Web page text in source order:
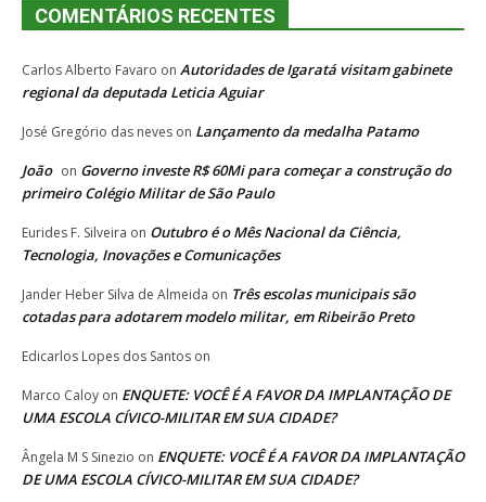
COMENTÁRIOS RECENTES
Carlos Alberto Favaro on Autoridades de Igaratá visitam gabinete
regional da deputada Leticia Aguiar
José Gregório das neves on Lançamento da medalha Patamo
João on Governo investe R$ 60Mi para começar a construção do
primeiro Colégio Militar de São Paulo
Eurides F. Silveira on Outubro é o Mês Nacional da Ciência,
Tecnologia, Inovações e Comunicações
Jander Heber Silva de Almeida on Três escolas municipais são
cotadas para adotarem modelo militar, em Ribeirão Preto
Edicarlos Lopes dos Santos on
Marco Caloy on ENQUETE: VOCÊ É A FAVOR DA IMPLANTAÇÃO DE
UMA ESCOLA CÍVICO-MILITAR EM SUA CIDADE?
Ângela M S Sinezio on ENQUETE: VOCÊ É A FAVOR DA IMPLANTAÇÃO
DE UMA ESCOLA CÍVICO-MILITAR EM SUA CIDADE?